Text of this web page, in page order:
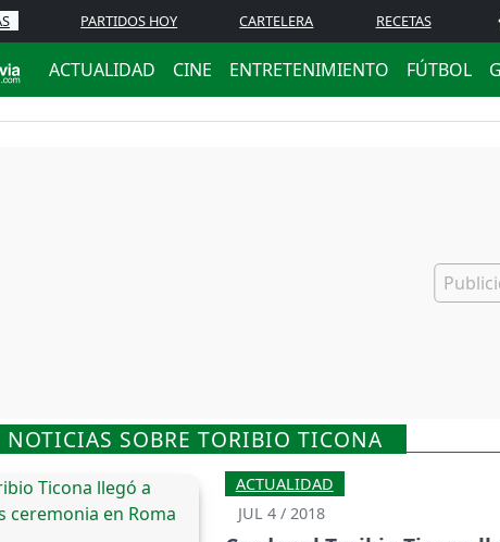
PARTIDOS HOY CARTELERA RECETAS
ACTUALIDAD CINE ENTRETENIMIENTO FÚTBOL
SOBRE TORIBIO TICONA
ACTUALIDAD
JUL 4 / 2018